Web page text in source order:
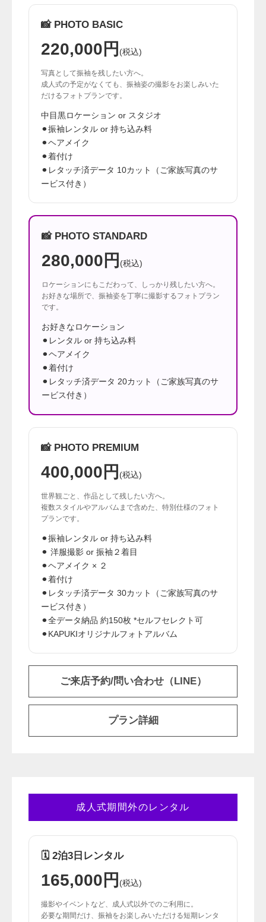
📸 PHOTO BASIC
220,000円 (税込)
写真として振袖を残したい方へ。
成人式の予定がなくても、振袖姿の撮影をお楽しみいた
だけるフォトプランです。
中目黒ロケーション or スタジオ
⚫︎振袖レンタル or 持ち込み料
⚫︎ヘアメイク
⚫︎着付け
⚫︎レタッチ済データ 10カット（ご家族写真のサ
ービス付き）
📸 PHOTO STANDARD
280,000円 (税込)
ロケーションにもこだわって、しっかり残したい方へ。
お好きな場所で、振袖姿を丁寧に撮影するフォトプラン
です。
お好きなロケーション
⚫︎レンタル or 持ち込み料
⚫︎ヘアメイク
⚫︎着付け
⚫︎レタッチ済データ 20カット（ご家族写真のサ
ービス付き）
📸 PHOTO PREMIUM
400,000円 (税込)
世界観ごと、作品として残したい方へ。
複数スタイルやアルバムまで含めた、特別仕様のフォト
プランです。
⚫︎振袖レンタル or 持ち込み料
⚫︎ 洋服撮影 or 振袖２着目
⚫︎ヘアメイク × ２
⚫︎着付け
⚫︎レタッチ済データ 30カット（ご家族写真のサ
ービス付き）
⚫︎全データ納品 約150枚 *セルフセレクト可
⚫︎KAPUKIオリジナルフォトアルバム
ご来店予約/問い合わせ（LINE）
プラン詳細
成人式期間外のレンタル
🗓️ 2泊3日レンタル
165,000円 (税込)
撮影やイベントなど、成人式以外でのご利用に。
必要な期間だけ、振袖をお楽しみいただける短期レンタ